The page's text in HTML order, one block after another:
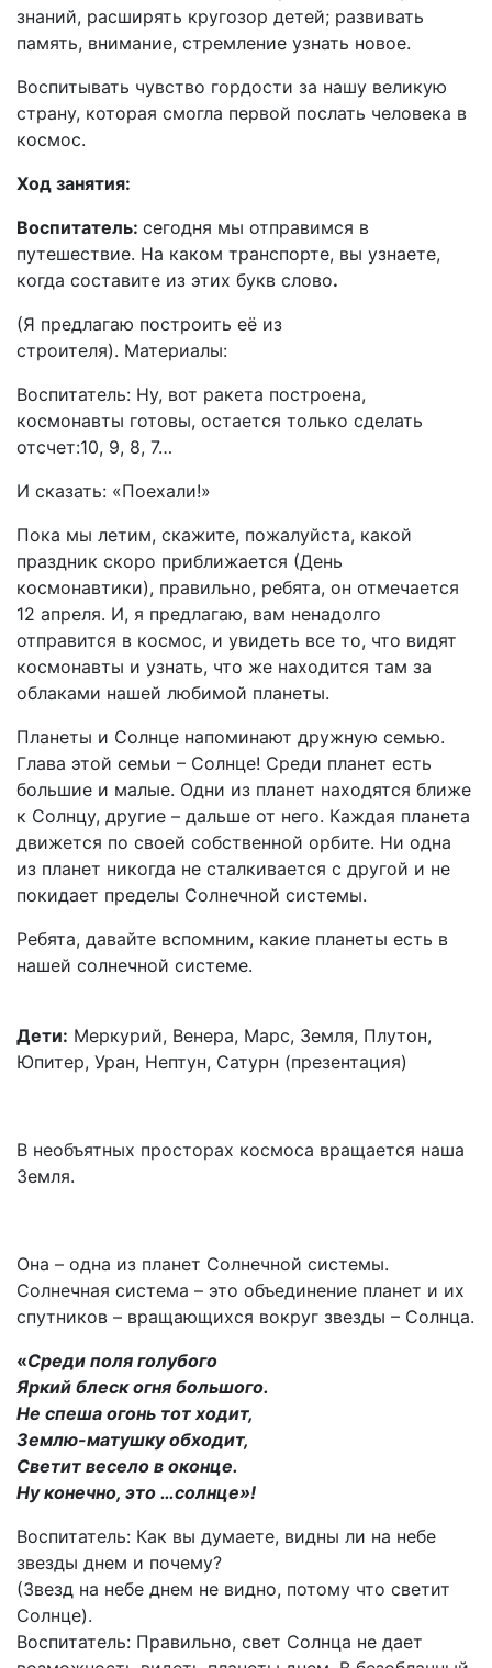
знаний, расширять кругозор детей; развивать
память, внимание, стремление узнать новое.
Воспитывать чувство гордости за нашу великую
страну, которая смогла первой послать человека в
космос.
Ход занятия:
Воспитатель: сегодня мы отправимся в
путешествие. На каком транспорте, вы узнаете,
когда составите из этих букв слово.
(Я предлагаю построить её из
строителя). Материалы:
Воспитатель: Ну, вот ракета построена,
космонавты готовы, остается только сделать
отсчет:10, 9, 8, 7…
И сказать: «Поехали!»
Пока мы летим, скажите, пожалуйста, какой
праздник скоро приближается (День
космонавтики), правильно, ребята, он отмечается
12 апреля. И, я предлагаю, вам ненадолго
отправится в космос, и увидеть все то, что видят
космонавты и узнать, что же находится там за
облаками нашей любимой планеты.
Планеты и Солнце напоминают дружную семью.
Глава этой семьи – Солнце! Среди планет есть
большие и малые. Одни из планет находятся ближе
к Солнцу, другие – дальше от него. Каждая планета
движется по своей собственной орбите. Ни одна
из планет никогда не сталкивается с другой и не
покидает пределы Солнечной системы.
Ребята, давайте вспомним, какие планеты есть в
нашей солнечной системе.
Дети: Меркурий, Венера, Марс, Земля, Плутон,
Юпитер, Уран, Нептун, Сатурн (презентация)
В необъятных просторах космоса вращается наша
Земля.
Она – одна из планет Солнечной системы.
Солнечная система – это объединение планет и их
спутников – вращающихся вокруг звезды – Солнца.
«Среди поля голубого
Яркий блеск огня большого.
Не спеша огонь тот ходит,
Землю-матушку обходит,
Светит весело в оконце.
Ну конечно, это …солнце»!
Воспитатель: Как вы думаете, видны ли на небе
звезды днем и почему?
(Звезд на небе днем не видно, потому что светит
Солнце).
Воспитатель: Правильно, свет Солнца не дает